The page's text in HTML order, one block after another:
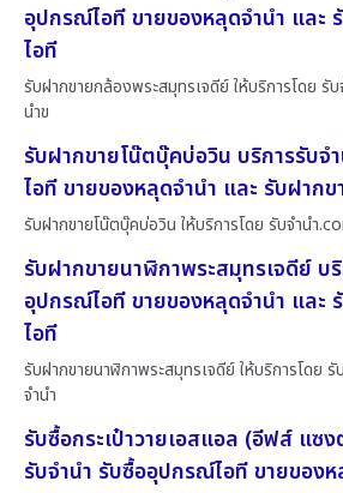
อุปกรณ์ไอที ขายของหลุดจำนำ และ
ไอที
รับฝากขายกล้องพระสมุทรเจดีย์ ให้บริการโดย รั
นำข
รับฝากขายโน๊ตบุ๊คบ่อวิน บริการรับ
ไอที ขายของหลุดจำนำ และ รับฝาก
รับฝากขายโน๊ตบุ๊คบ่อวิน ให้บริการโดย รับจํานํา
รับฝากขายนาฬิกาพระสมุทรเจดีย์ บ
อุปกรณ์ไอที ขายของหลุดจำนำ และ
ไอที
รับฝากขายนาฬิกาพระสมุทรเจดีย์ ให้บริการโดย
จำนำ
รับซื้อกระเป๋าวายเอสแอล (อีฟส์ แซ
รับจำนำ รับซื้ออุปกรณ์ไอที ขายของห